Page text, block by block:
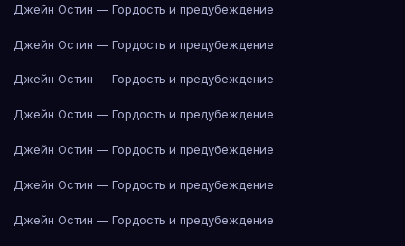
Джейн Остин — Гордость и предубеждение
Джейн Остин — Гордость и предубеждение
Джейн Остин — Гордость и предубеждение
Джейн Остин — Гордость и предубеждение
Джейн Остин — Гордость и предубеждение
Джейн Остин — Гордость и предубеждение
Джейн Остин — Гордость и предубеждение